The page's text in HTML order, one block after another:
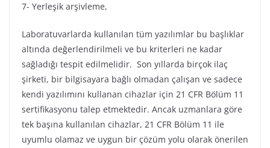
7- Yerleşik arşivleme,
Laboratuvarlarda kullanılan tüm yazılımlar bu başlıklar
altında değerlendirilmeli ve bu kriterleri ne kadar
sağladığı tespit edilmelidir. Son yıllarda birçok ilaç
şirketi, bir bilgisayara bağlı olmadan çalışan ve sadece
kendi yazılımını kullanan cihazlar için 21 CFR Bölüm 11
sertifikasyonu talep etmektedir. Ancak uzmanlara göre
tek başına kullanılan cihazlar, 21 CFR Bölüm 11 ile
uyumlu olamaz ve uygun bir çözüm yolu olarak önerilen